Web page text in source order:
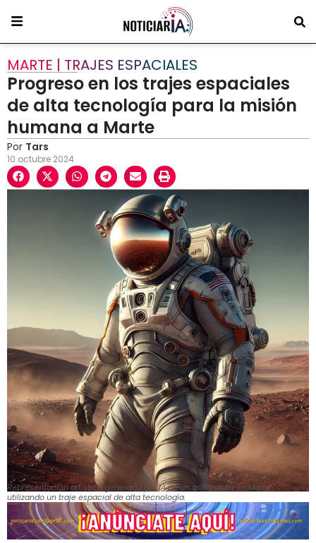
MARTE | TRAJES ESPACIALES
Progreso en los trajes espaciales
de alta tecnología para la misión
humana a Marte
Por Tars
10 octubre 2024
Representación artística generada por IA de un astronauta en Marte
utilizando un traje espacial de alta tecnología.